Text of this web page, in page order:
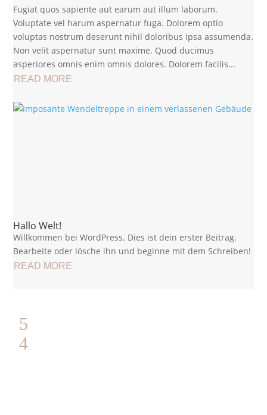
Fugiat quos sapiente aut earum aut illum laborum.
Voluptate vel harum aspernatur fuga. Dolorem optio
voluptas nostrum deserunt nihil doloribus ipsa assumenda.
Non velit aspernatur sunt maxime. Quod ducimus
asperiores omnis enim omnis dolores. Dolorem facilis...
READ MORE
Hallo Welt!
Willkommen bei WordPress. Dies ist dein erster Beitrag.
Bearbeite oder lösche ihn und beginne mit dem Schreiben!
READ MORE